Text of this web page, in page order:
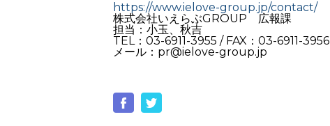
https://www.ielove-group.jp/contact/
株式会社いえらぶGROUP 広報課
担当：小玉、秋吉
TEL：03-6911-3955 / FAX：03-6911-3956
メール：pr@ielove-group.jp